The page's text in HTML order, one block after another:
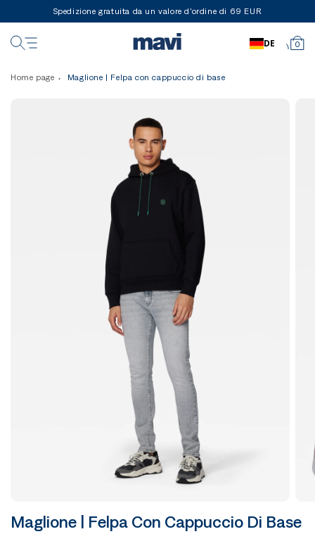
Spedizione gratuita da un valore d'ordine di 69 EUR
0
DE
Home page Maglione | Felpa con cappuccio di base
Maglione | Felpa Con Cappuccio Di Base